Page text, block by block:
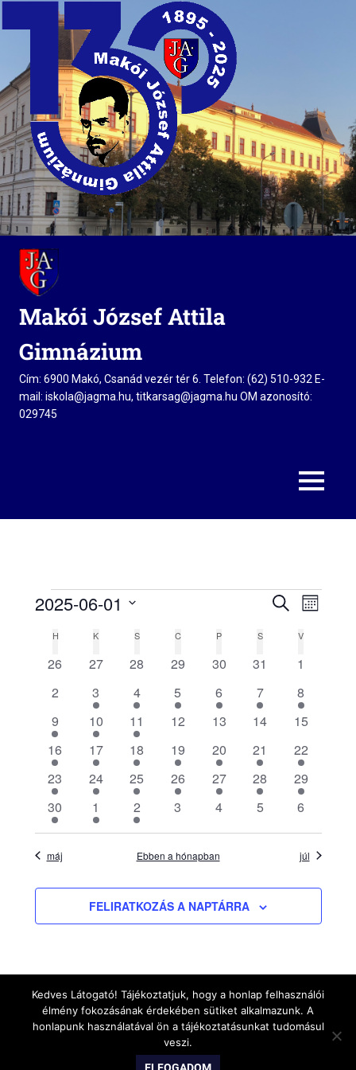
Skip
content
Makói József Attila
Gimnázium
Cím: 6900 Makó, Csanád vezér tér 6. Telefon: (62) 510-932 E-
mail: iskola@jagma.hu, titkarsag@jagma.hu OM azonosító:
029745
MENU
Események
nézet
KERESETT
KIFEJEZÉS
HÓNAP
2025-06-01
Események
H K SSZERDA C CSÜTÖRTÖK
P SSZOMBAT
V
0
26
0
27
0
28
0
29
0
30
0
31
0
1
0
események
2
1
esemény
3
1
esemény
4
1
esemény
5
1
esemény
6
1
esemény
7
1
esemény
8
1
esemény
9
1
esemény
10
1
esemény
11
0
12
0
13
0
14
0
15
1
esemény
16
1
esemény
17
1
esemény
18
1
esemény
19
2
események
20
1
esemény
21
1
esemény
22
1
esemény
23
1
esemény
24
1
esemény
25
1
esemény
26
1
esemény
27
1
esemény
28
1
esemény
29
1
esemény
30
1
esemény
1
1
esemény
2
0
3
0
4
0
5
0
6
máj Ebben a hónapban júl
FELIRATKOZÁS A NAPTÁRRA
WordPress Theme: Gridbox by ThemeZee.
Kedves Látogató! Tájékoztatjuk, hogy a honlap felhasználói
élmény fokozásának érdekében sütiket alkalmazunk. A
honlapunk használatával ön a tájékoztatásunkat tudomásul
veszi.